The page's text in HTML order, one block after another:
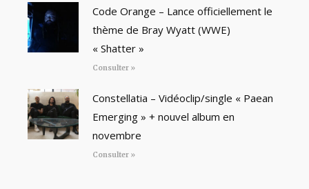
Code Orange – Lance officiellement le
thème de Bray Wyatt (WWE)
« Shatter »
Consulter »
Constellatia – Vidéoclip/single « Paean
Emerging » + nouvel album en
novembre
Consulter »